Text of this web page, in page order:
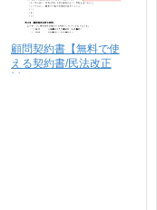
顧問契約書【無料で使
える契約書/民法改正